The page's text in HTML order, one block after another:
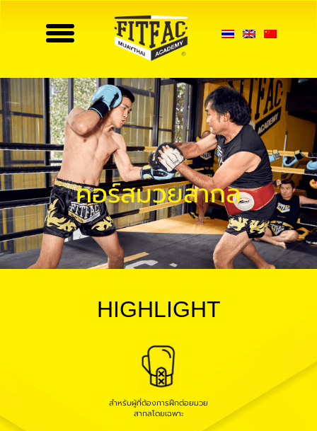
Toggle
navigation
คอร์สมวยสากล
HIGHLIGHT
สำหรับผู้ที่ต้องการฝึกต่อยมวย
สากลโดยเฉพาะ